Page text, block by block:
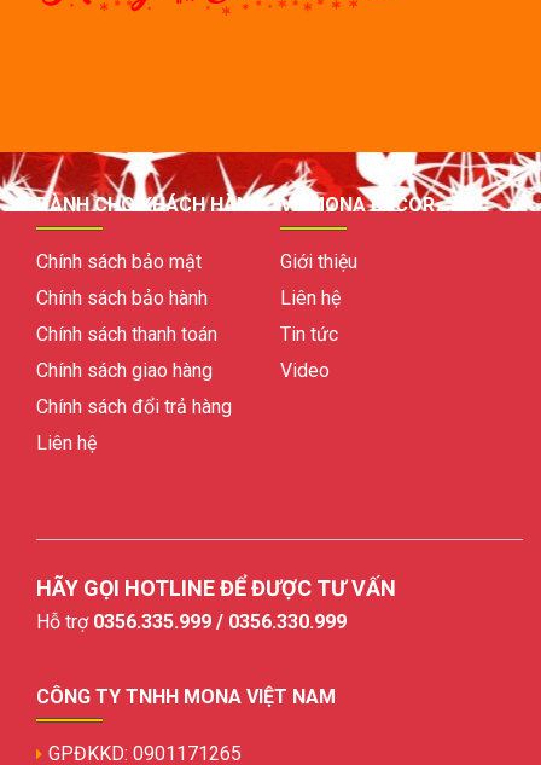
DÀNH CHO KHÁCH HÀNG
Chính sách bảo mật
Chính sách bảo hành
Chính sách thanh toán
Chính sách giao hàng
Chính sách đổi trả hàng
Liên hệ
VỀ MONA DECOR
Giới thiệu
Liên hệ
Tin tức
Video
HÃY GỌI HOTLINE ĐỂ ĐƯỢC TƯ VẤN
Hỗ trợ 0356.335.999 / 0356.330.999
CÔNG TY TNHH MONA VIỆT NAM
GPĐKKD: 0901171265